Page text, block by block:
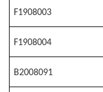
F1908003
F1908004
B2008091